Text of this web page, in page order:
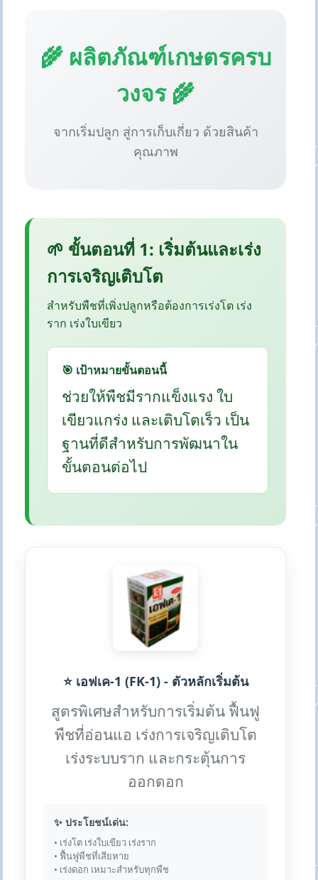
🌾 ผลิตภัณฑ์เกษตรครบ
วงจร 🌾
จากเริ่มปลูก สู่การเก็บเกี่ยว ด้วยสินค้า
คุณภาพ
🌱 ขั้นตอนที่ 1: เริ่มต้นและเร่ง
การเจริญเติบโต
สำหรับพืชที่เพิ่งปลูกหรือต้องการเร่งโต เร่ง
ราก เร่งใบเขียว
🎯 เป้าหมายขั้นตอนนี้
ช่วยให้พืชมีรากแข็งแรง ใบ
เขียวแกร่ง และเติบโตเร็ว เป็น
ฐานที่ดีสำหรับการพัฒนาใน
ขั้นตอนต่อไป
⭐ เอฟเค-1 (FK-1) - ตัวหลักเริ่มต้น
สูตรพิเศษสำหรับการเริ่มต้น ฟื้นฟู
พืชที่อ่อนแอ เร่งการเจริญเติบโต
เร่งระบบราก และกระตุ้นการ
ออกดอก
✨ ประโยชน์เด่น:
• เร่งโต เร่งใบเขียว เร่งราก
• ฟื้นฟูพืชที่เสียหาย
• เร่งดอก เหมาะสำหรับทุกพืช